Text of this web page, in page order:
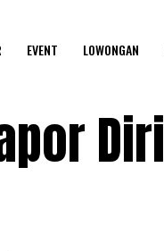
EVENT LOWONGAN
Diri